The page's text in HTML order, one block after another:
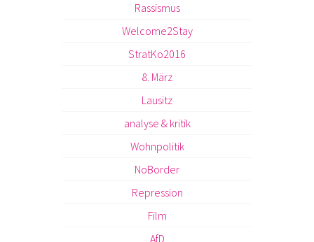
Rassismus
Welcome2Stay
StratKo2016
8. März
Lausitz
analyse & kritik
Wohnpolitik
NoBorder
Repression
Film
AfD